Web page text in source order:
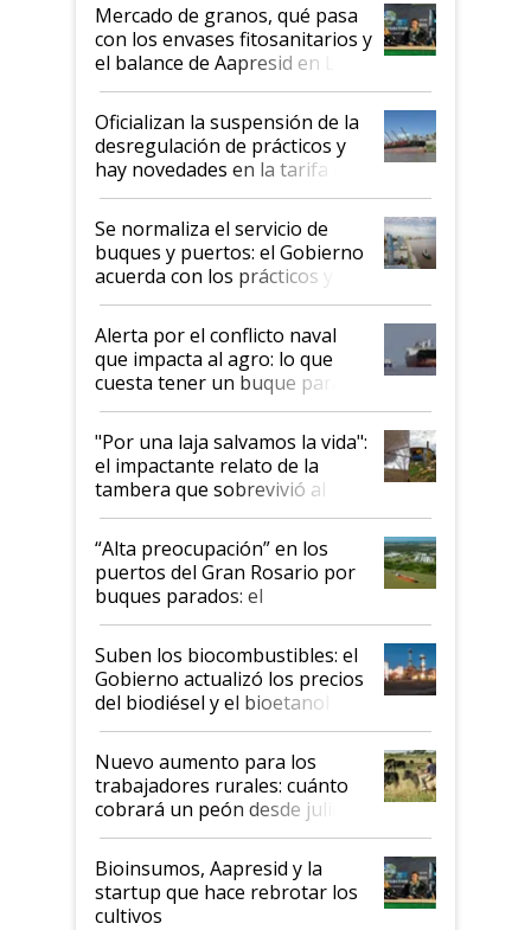
Mercado de granos, qué pasa
con los envases fitosanitarios y
el balance de Aapresid en La
Posta
Oficializan la suspensión de la
desregulación de prácticos y
hay novedades en la tarifa de
la hidrovía
Se normaliza el servicio de
buques y puertos: el Gobierno
acuerda con los prácticos y
suspende el decreto de
desregulación
Alerta por el conflicto naval
que impacta al agro: lo que
cuesta tener un buque parado
y el peligro de que Argentina
pase a ser "país sucio"
"Por una laja salvamos la vida":
el impactante relato de la
tambera que sobrevivió al
tornado
“Alta preocupación” en los
puertos del Gran Rosario por
buques parados: el
funcionamiento de las
exportadoras en tensión tras
la medida de fuerza de los
prácticos
Suben los biocombustibles: el
Gobierno actualizó los precios
del biodiésel y el bioetanol
Nuevo aumento para los
trabajadores rurales: cuánto
cobrará un peón desde julio
Bioinsumos, Aapresid y la
startup que hace rebrotar los
cultivos